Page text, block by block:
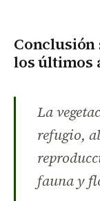
Conclusión
los últimos
La
refugio,
fauna y